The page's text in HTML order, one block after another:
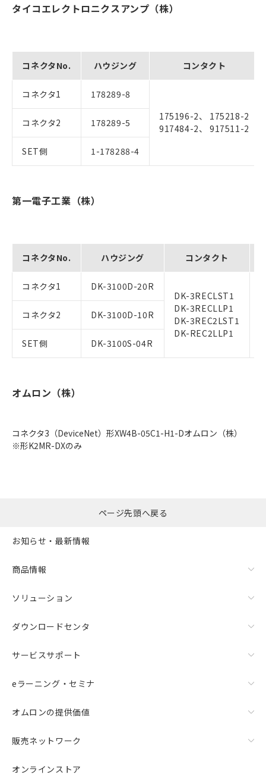
タイコエレクトロニクスアンプ（株）
コネクタNo. ハウジング コンタクト
コネクタ1
178289-8
175196-2、 175218-2
917484-2、 917511-2
コネクタ2 178289-5
SET側 1-178288-4
第一電子工業（株）
コネクタNo. ハウジング コンタクト
コネクタ1
DK-3100D-20R
DK-3RECLST1
DK-3RECLLP1
DK-3REC2LST1
DK-REC2LLP1
コネクタ2 DK-3100D-10R
SET側 DK-3100S-04R
オムロン（株）
コネクタ3（DeviceNet）形XW4B-05C1-H1-Dオムロン（株）
※形K2MR-DXのみ
ページ先頭へ戻る
お知らせ・最新情報
商品情報
ソリューション
ダウンロードセンタ
サービスサポート
eラーニング・セミナ
オムロンの提供価値
販売ネットワーク
オンラインストア